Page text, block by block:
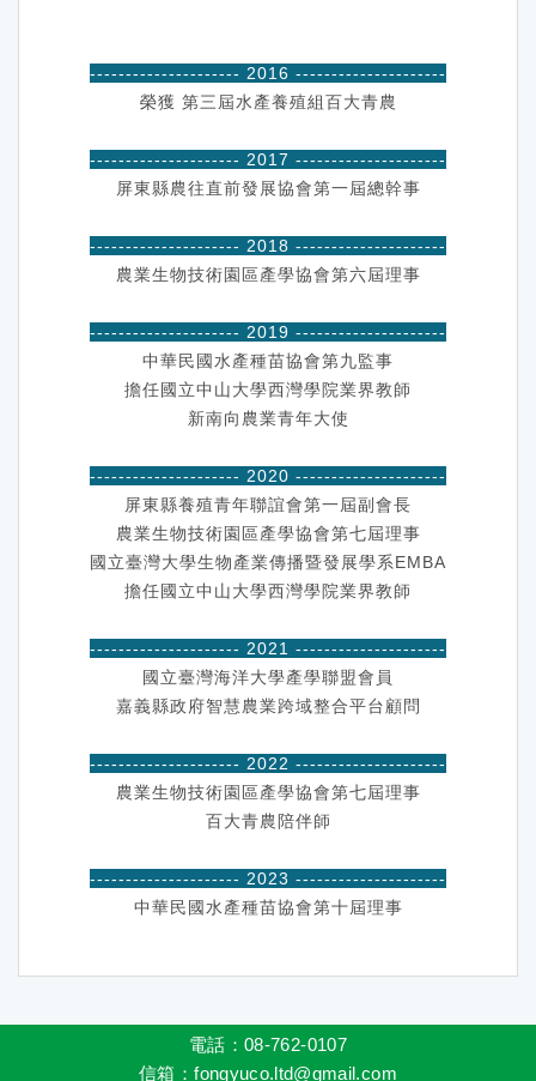
--------------------- 2016 ---------------------
榮獲 第三屆水產養殖組百大青農
--------------------- 2017 ---------------------
屏東縣農往直前發展協會第一屆總幹事
--------------------- 2018 ---------------------
農業生物技術園區產學協會第六屆理事
--------------------- 2019 ---------------------
中華民國水產種苗協會第九監事
擔任國立中山大學西灣學院業界教師
新南向農業青年大使
--------------------- 2020 ---------------------
屏東縣養殖青年聯誼會第一屆副會長
農業生物技術園區產學協會第七屆理事
國立臺灣大學生物產業傳播暨發展學系EMBA
擔任國立中山大學西灣學院業界教師
--------------------- 2021 ---------------------
國立臺灣海洋大學產學聯盟會員
嘉義縣政府智慧農業跨域整合平台顧問
--------------------- 2022 ---------------------
農業生物技術園區產學協會第七屆理事
百大青農陪伴師
--------------------- 2023 ---------------------
中華民國水產種苗協會第十屆理事
電話：08-762-0107
信箱 ：fongyuco.ltd@gmail.com